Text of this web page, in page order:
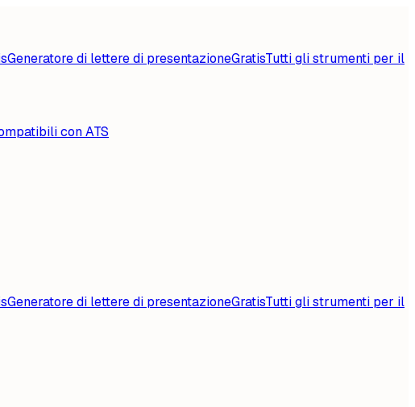
Generatore di lettere di presentazioneGratisTutti gli strumenti per il
con ATS
Generatore di lettere di presentazioneGratisTutti gli strumenti per il